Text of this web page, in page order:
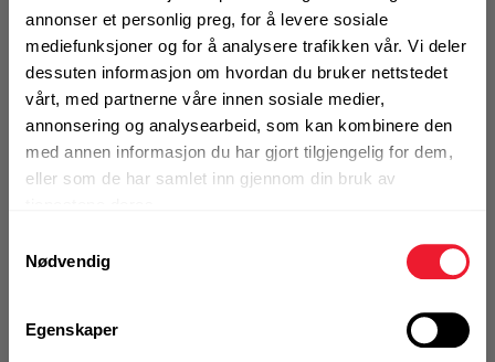
annonser et personlig preg, for å levere sosiale
mediefunksjoner og for å analysere trafikken vår. Vi deler
dessuten informasjon om hvordan du bruker nettstedet
vårt, med partnerne våre innen sosiale medier,
annonsering og analysearbeid, som kan kombinere den
med annen informasjon du har gjort tilgjengelig for dem,
eller som de har samlet inn gjennom din bruk av
Nødvendig
Egenskaper
Betongskrue Hilti HUS3-P 6x40/5
På nettlager
Klikk & Hent i Motek Oslo - Brobekk + 34 andre
1 Pakke a 100 Stk
registrer deg for å
se din avtalepris
Handleliste